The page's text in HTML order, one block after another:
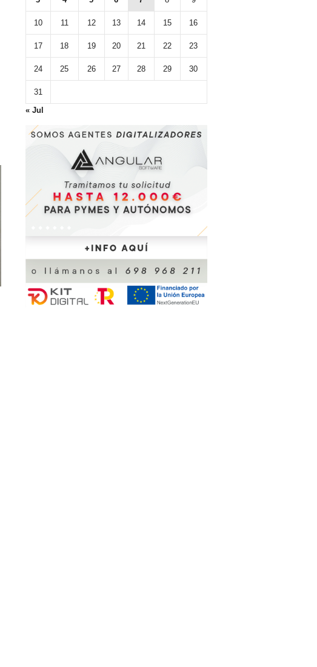
10 11 12 13 14 15 16
17 18 19 20 21 22 23
24 25 26 27 28 29 30
31
« Jul